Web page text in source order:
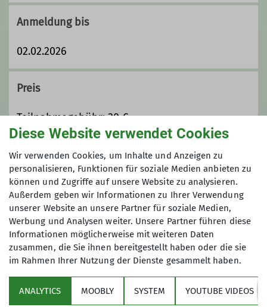
Trainer C Skibergsteigen
Ämter
Jugendleiter Trainer
Tourenführer
Anmeldung bis
02.02.2026
Preis
Teilnahmegebühr: 30 €
Maximale Teilnehmeranzahl
7
Bundesverband
Diese Website verwendet Cookies
Wir verwenden Cookies, um Inhalte und Anzeigen zu
personalisieren, Funktionen für soziale Medien anbieten zu
können und Zugriffe auf unsere Website zu analysieren.
Außerdem geben wir Informationen zu Ihrer Verwendung
unserer Website an unsere Partner für soziale Medien,
Werbung und Analysen weiter. Unsere Partner führen diese
Informationen möglicherweise mit weiteren Daten
zusammen, die Sie ihnen bereitgestellt haben oder die sie
im Rahmen Ihrer Nutzung der Dienste gesammelt haben.
ANALYTICS MOOBLY SYSTEM YOUTUBE VIDEOS